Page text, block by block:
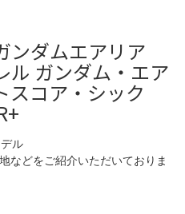
ダムエアリア
ガンダム・エア
スコア・シック
ル
などをご紹介いただいておりま